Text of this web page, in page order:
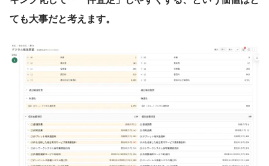
ても大事だと考えます。